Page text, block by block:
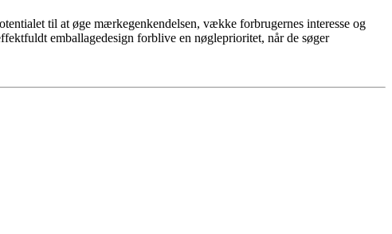
til at øge mærkegenkendelsen, vække forbrugernes interesse og
emballagedesign forblive en nøgleprioritet, når de søger